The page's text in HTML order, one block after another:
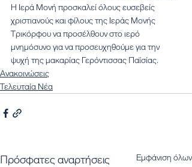
Η Ιερά Μονή προσκαλεί όλους ευσεβείς
χριστιανούς και φίλους της Ιεράς Μονής
Τρικόρφου να προσέλθουν στο ιερό
μνημόσυνο για να προσευχηθούμε για την
ψυχή της μακαρίας Γερόντισσας Παϊσίας.
Ανακοινώσεις
Τελευταία Νέα
Πρόσφατες αναρτήσεις Εμφάνιση όλων